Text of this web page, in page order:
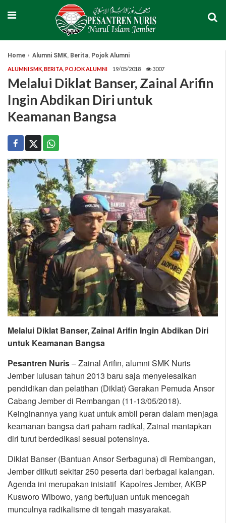
Home Alumni SMK, Berita, Pojok Alumni
ALUMNI SMK BERITA POJOK ALUMNI 19/05/2018 3007
Melalui Diklat Banser, Zainal Arifin
Ingin Abdikan Diri untuk
Keamanan Bangsa
Melalui Diklat Banser, Zainal Arifin Ingin Abdikan Diri
untuk Keamanan Bangsa
Pesantren Nuris– Zainal Arifin, alumni SMK Nuris
Jember lulusan tahun 2013 baru saja menyelesaikan
pendidikan dan pelatihan (Diklat) Gerakan Pemuda Ansor
Cabang Jember di Rembangan (11-13/05/2018).
Keinginannya yang kuat untuk ambil peran dalam menjaga
keamanan bangsa dari paham radikal, Zainal mantapkan
diri turut berdedikasi sesuai potensinya.
Diklat Banser (Bantuan Ansor Serbaguna) di Rembangan,
Jember diikuti sekitar 250 peserta dari berbagai kalangan.
Agenda ini merupakan inisiatif Kapolres Jember, AKBP
Kusworo Wibowo, yang bertujuan untuk mencegah
munculnya radikalisme di tengah masyarakat.